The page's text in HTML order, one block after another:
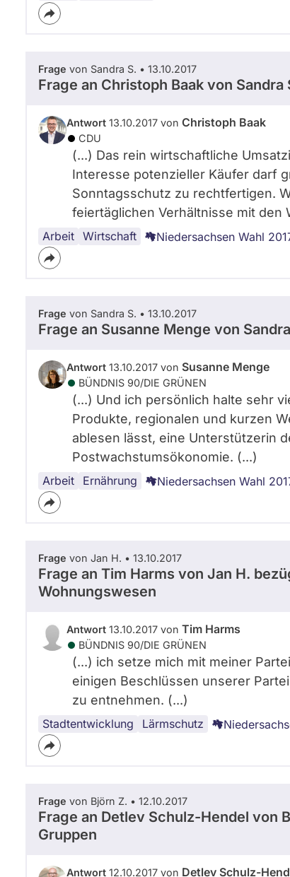
Frage von Sandra S. • 13.10.2017
Frage an Christoph Baak von Sandra
Antwort 13.10.2017 von Christoph Baak
CDU
(...) Das rein wirtschaftliche
Interesse potenzieller Käufer darf
Sonntagsschutz zu rechtfertigen.
feiertäglichen Verhältnisse mit den
Arbeit Wirtschaft
Handel Niedersachsen Wahl
Frage von Sandra S. • 13.10.2017
Frage an Susanne Menge von
Antwort 13.10.2017 von Susanne Menge
BÜNDNIS 90/­DIE GRÜNEN
(...) Und ich persönlich halte sehr
Produkte, regionalen und kurzen
ablesen lässt, eine Unterstützerin
Postwachstumsökonomie. (...)
Arbeit Ernährung
Handel Niedersachsen Wahl
Frage von Jan H. • 13.10.2017
Frage an Tim Harms von Jan H.
Wohnungswesen
Antwort 13.10.2017 von Tim Harms
BÜNDNIS 90/­DIE GRÜNEN
(...) ich setze mich mit meiner
einigen Beschlüssen unserer
zu entnehmen. (...)
Stadtentwicklung Lärmschutz
Infrastruktur
Verkehr
Städtebau
Bahnverkehr
Frage von Björn Z. • 12.10.2017
Frage an Detlev Schulz-Hendel von
Gruppen
Antwort 12.10.2017 von Detlev Schulz-